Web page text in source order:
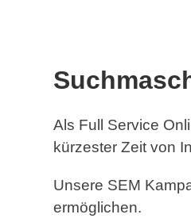
Als Full Service
kürzester Zeit von
Unsere SEM
ermöglichen.